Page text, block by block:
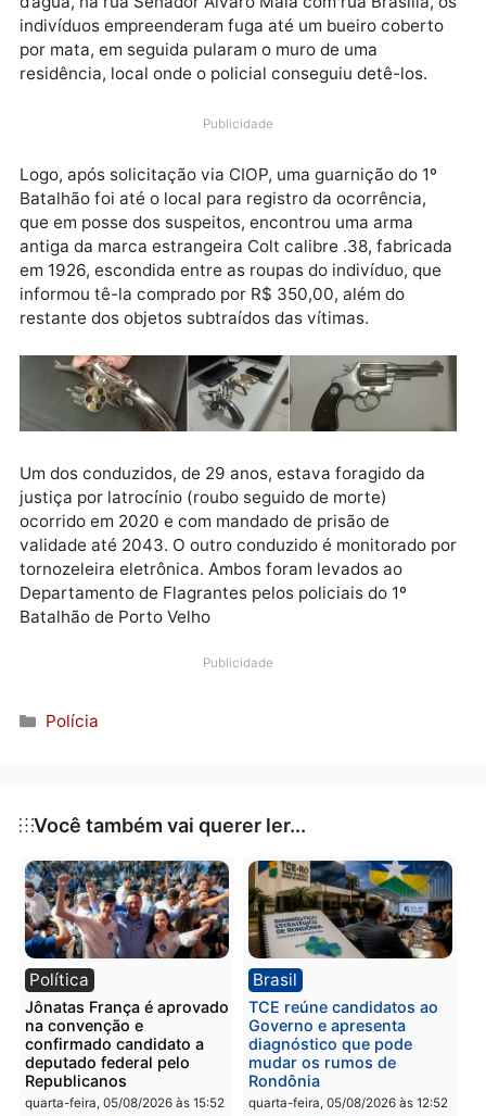
Guanabara, onde levaram celular e joias das vítimas.
Uma delas saiu em acompanhamento da dupla, que
atirou contra ela por duas vezes, e então militar ao
d’água, na rua Senador Álvaro Maia com rua
por mata, em seguida pularam o muro de uma
residência, local onde o policial conseguiu detê-los.
Publicidade
Logo, após solicitação via CIOP, uma guarnição do 1º
que em posse dos suspeitos, encontrou uma arma
antiga da marca estrangeira Colt calibre .38,
em 1926, escondida entre as roupas do indivíduo,
restante dos objetos subtraídos das vítimas.
justiça por latrocínio (roubo seguido de morte)
validade até 2043. O outro conduzido é monitorado
Categorias
Polícia
Você também vai querer ler...